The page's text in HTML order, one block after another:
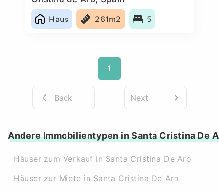
Haus
261m2 5
1
Back Next
Andere Immobilientypen in Santa Cristina De
Häuser zum Verkauf in Santa Cristina De Aro
Häuser zur Miete in Santa Cristina De Aro